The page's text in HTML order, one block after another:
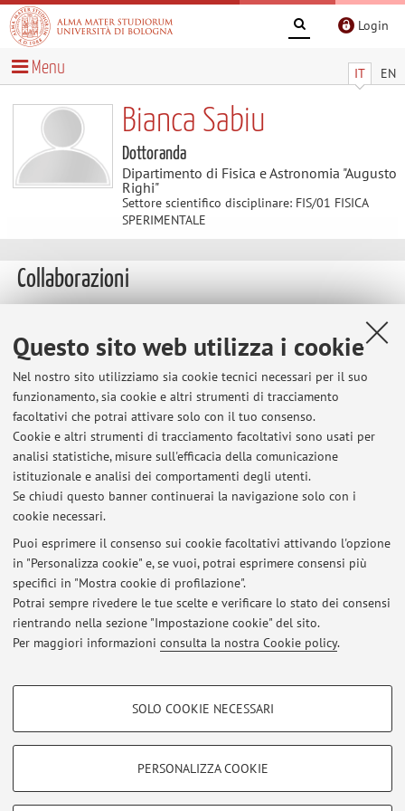
Questo sito web utilizza i cookie
Nel nostro sito utilizziamo sia cookie tecnici necessari per il suo
funzionamento, sia cookie e altri strumenti di tracciamento
facoltativi che potrai attivare solo con il tuo consenso.
Cookie e altri strumenti di tracciamento facoltativi sono usati per
analisi statistiche, misure sull'efficacia della comunicazione
istituzionale e analisi dei comportamenti degli utenti.
Se chiudi questo banner continuerai la navigazione solo con i
cookie necessari.
Puoi esprimere il consenso sui cookie facoltativi attivando l'opzione
in "Personalizza cookie" e, se vuoi, potrai esprimere consensi più
specifici in "Mostra cookie di profilazione".
Potrai sempre rivedere le tue scelte e verificare lo stato dei consensi
rientrando nella sezione "Impostazione cookie" del sito.
Per maggiori informazioni consulta la nostra Cookie policy.
COOKIE DI PROFILAZIONE - FACOLTATIVI
SOLO COOKIE NECESSARI
PERSONALIZZA COOKIE
Login
IT EN
Menu
Bianca Sabiu
Dottoranda
Dipartimento di Fisica e Astronomia "Augusto
Righi"
Settore scientifico disciplinare: FIS/01 FISICA
SPERIMENTALE
Collaborazioni
INFN
Paese:
Italia
Descrizione:
Istituto Nazionale di Fisica Nucleare
Ultimi avvisi
Al momento non sono presenti avvisi.
Area riservata
Accedi tramiteloginper gestire tutti i contenuti del sito.